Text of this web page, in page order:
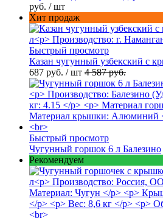
руб. / шт
Хит продаж
Быстрый просмотр
Казан чугунный узбекский с
687 руб. / шт 4 587 руб.
Быстрый просмотр
Чугунный горшок 6 л Балезино
Рекомендуем